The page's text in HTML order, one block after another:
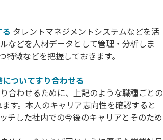
タレントマネジメントシステムなどを活
などを人材データとして管理・分析しま
徴などを把握しておきます。
ついてすり合わせる
合わせるために、上記のような職種ごとの
す。本人のキャリア志向性を確認すると
チした社内での今後のキャリアとそのため